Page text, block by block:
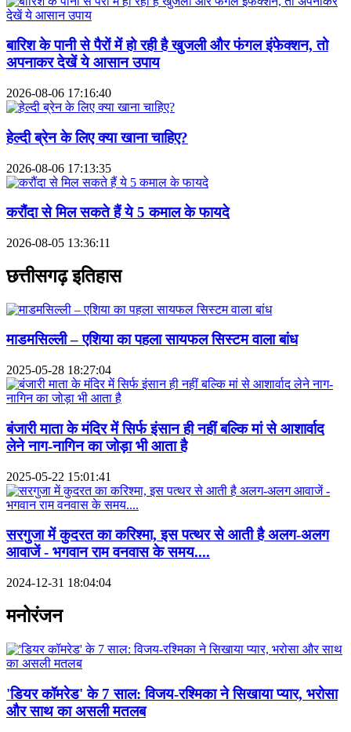
बारिश के पानी से पैरों में हो रही है खुजली और फंगल इंफेक्शन, तो
अपनाकर देखें ये आसान उपाय
2026-08-06 17:16:40
हेल्दी ब्रेन के लिए क्या खाना चाहिए?
2026-08-06 17:13:35
करौंदा से मिल सकते हैं ये 5 कमाल के फायदे
2026-08-05 13:36:11
छत्तीसगढ़ इतिहास
माडमसिल्ली – एशिया का पहला सायफल सिस्टम वाला बांध
2025-05-28 18:27:04
बंजारी माता के मंदिर में सिर्फ इंसान ही नहीं बल्कि मां से आशार्वाद
लेने नाग-नागिन का जोड़ा भी आता है
2025-05-22 15:01:41
सरगुजा में कुदरत का करिश्मा, इस पत्थर से आती है अलग-अलग
आवाजें - भगवान राम वनवास के समय....
2024-12-31 18:04:04
मनोरंजन
'डियर कॉमरेड' के 7 साल: विजय-रश्मिका ने सिखाया प्यार, भरोसा
और साथ का असली मतलब